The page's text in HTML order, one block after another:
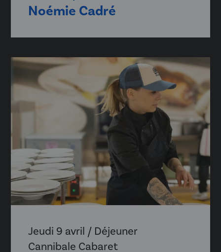
Noémie Cadré
Jeudi 9 avril / Déjeuner
Cannibale Cabaret